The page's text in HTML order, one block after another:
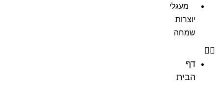
מעגלי
יוצרות
שמחה
דף
הבית